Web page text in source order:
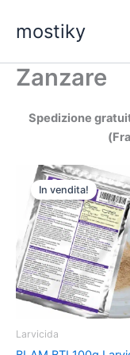
mostiky
Zanzare
Spedizione
In vendita!
Larvicida